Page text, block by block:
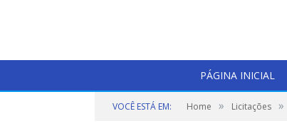
PÁGINA INICIAL
VOCÊ ESTÁ EM: Home » Licitações »